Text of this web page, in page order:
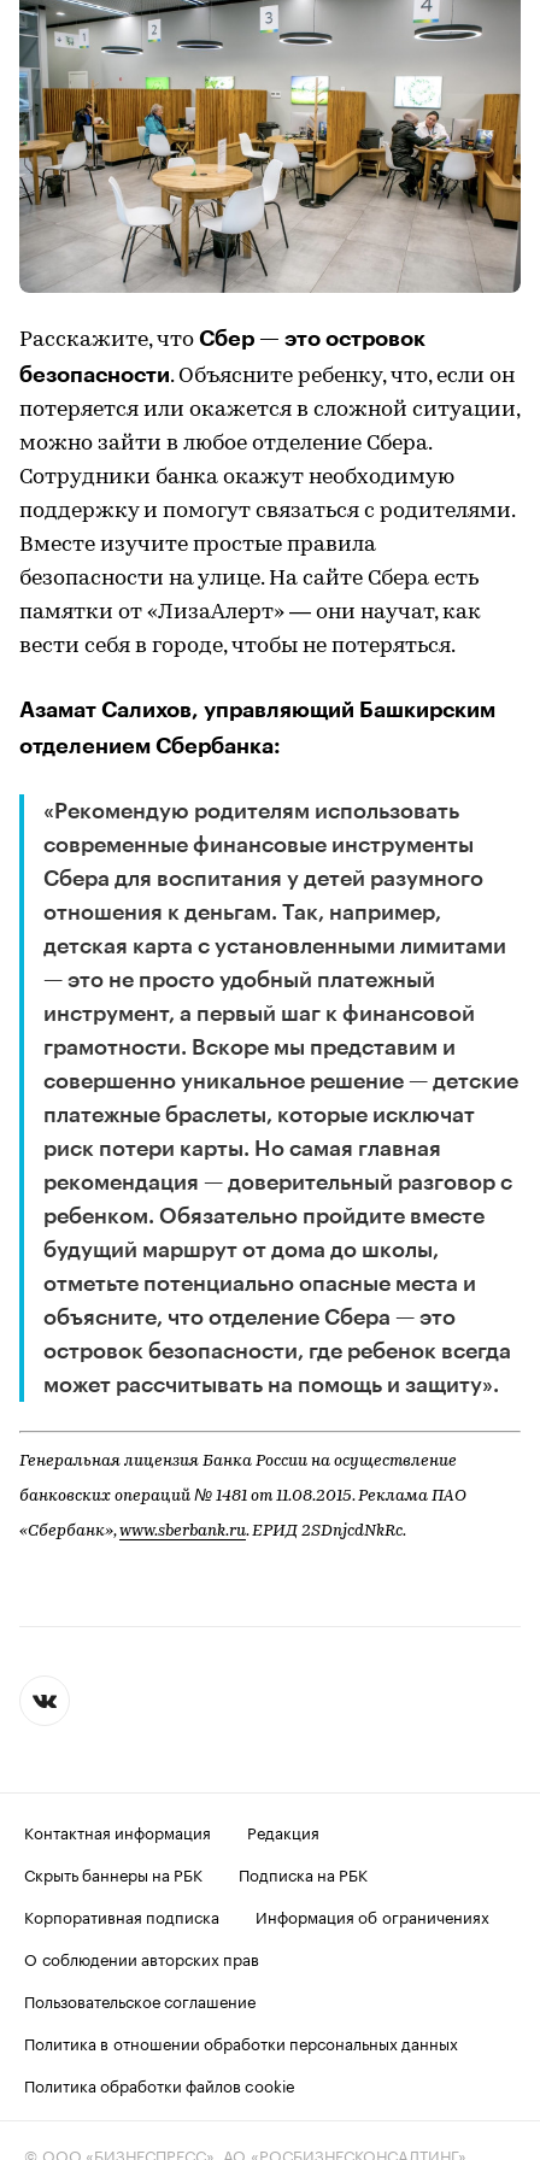
Расскажите, что Сбер — это островок
безопасности. Объясните ребенку, что, если он
потеряется или окажется в сложной ситуации,
можно зайти в любое отделение Сбера.
Сотрудники банка окажут необходимую
поддержку и помогут связаться с родителями.
Вместе изучите простые правила
безопасности на улице. На сайте Сбера есть
памятки от «ЛизаАлерт» — они научат, как
вести себя в городе, чтобы не потеряться.
Азамат Салихов, управляющий Башкирским
отделением Сбербанка:
«Рекомендую родителям использовать
современные финансовые инструменты
Сбера для воспитания у детей разумного
отношения к деньгам. Так, например,
детская карта с установленными лимитами
— это не просто удобный платежный
инструмент, а первый шаг к финансовой
грамотности. Вскоре мы представим и
совершенно уникальное решение — детские
платежные браслеты, которые исключат
риск потери карты. Но самая главная
рекомендация — доверительный разговор с
ребенком. Обязательно пройдите вместе
будущий маршрут от дома до школы,
отметьте потенциально опасные места и
объясните, что отделение Сбера — это
островок безопасности, где ребенок всегда
может рассчитывать на помощь и защиту».
Генеральная лицензия Банка России на осуществление
банковских операций № 1481 от 11.08.2015. Реклама ПАО
«Сбербанк»,www.sberbank.ru. ЕРИД 2SDnjcdNkRc.
Контактная информация
Редакция
Скрыть баннеры на РБК
Подписка на РБК
Корпоративная подписка
Информация об ограничениях
О соблюдении авторских прав
Пользовательское соглашение
Политика в отношении обработки персональных данных
Политика обработки файлов cookie
© ООО «БИЗНЕСПРЕСС», АО «РОСБИЗНЕСКОНСАЛТИНГ»,